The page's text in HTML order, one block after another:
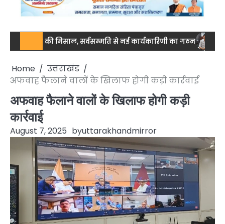
की मिसाल, सर्वसम्मति से नई कार्यकारिणी का गठन नेशनल स्तर
Home
उत्तराखंड
अफवाह फैलाने वालों के खिलाफ होगी कड़ी कार्रवाई
अफवाह फैलाने वालों के खिलाफ होगी कड़ी
कार्रवाई
August 7, 2025 byuttarakhandmirror